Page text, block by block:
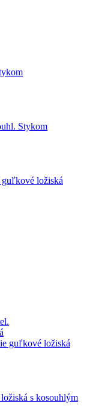
Stykom
guľkové ložiská
guľkové ložiská
s kosouhlým